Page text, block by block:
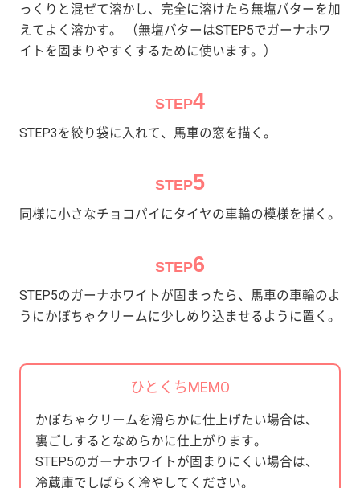
っくりと混ぜて溶かし、完全に溶けたら無塩バターを加
えてよく溶かす。 （無塩バターはSTEP5でガーナホワ
イトを固まりやすくするために使います。）
STEP4
STEP3を絞り袋に入れて、馬車の窓を描く。
STEP5
同様に小さなチョコパイにタイヤの車輪の模様を描く。
STEP6
STEP5のガーナホワイトが固まったら、馬車の車輪のよ
うにかぼちゃクリームに少しめり込ませるように置く。
ひとくちMEMO
かぼちゃクリームを滑らかに仕上げたい場合は、
裏ごしするとなめらかに仕上がります。
STEP5のガーナホワイトが固まりにくい場合は、
冷蔵庫でしばらく冷やしてください。